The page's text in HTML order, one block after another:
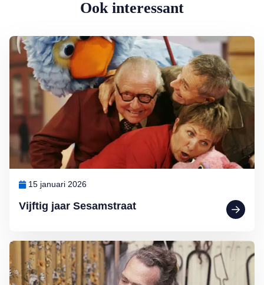
Ook interessant
Vijftig jaar Sesamstraat
15 januari 2026
Lees meer over Vijftig jaar Sesamstraat
Lees meer over Tv van toen: Paulus de Boskabouter